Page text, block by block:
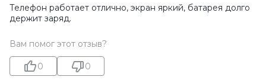
Телефон работает отлично, экран яркий, батарея долго
держит заряд.
Вам помог этот отзыв?
0 0